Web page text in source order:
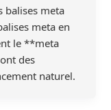
meta
meta en
le **meta
des
naturel.